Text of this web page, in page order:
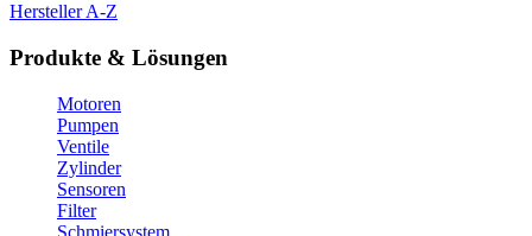
Hersteller A-Z
Produkte & Lösungen
Motoren
Pumpen
Ventile
Zylinder
Sensoren
Filter
Schmiersystem